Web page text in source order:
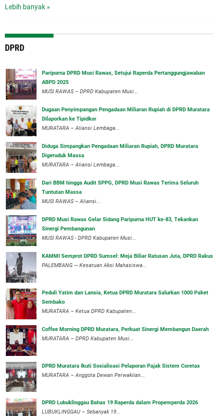
Lebih banyak »
DPRD
Paripurna DPRD Musi Rawas, Setujui Raperda Pertanggungjawaban
ABPD 2025
MUSI RAWAS – DPRD Kabupaten Musi...
‎Dugaan Penyimpangan Pengadaan Miliaran Rupiah di DPRD Muratara
Dilaporkan ke Tipidkor
‎MURATARA – Aliansi Lembaga...
Diduga Simpangkan Pengadaan Miliaran Rupiah, DPRD Muratara
Digeruduk Massa
‎MURATARA – Aliansi Lembaga...
Dari BBM hingga Audit SPPG, DPRD Musi Rawas Terima Seluruh
Tuntutan Massa
MUSI RAWAS – Aliansi...
DPRD Musi Rawas Gelar Sidang Paripurna HUT ke-83, Tekankan
Sinergi Pembangunan
MUSI RAWAS - DPRD Kabupaten Musi...
KAMMI Semprot DPRD Sumsel: Meja Biliar Ratusan Juta, DPRD Rakus
PALEMBANG — Kesatuan Aksi Mahasiswa...
Peduli Yatim dan Lansia, Ketua DPRD Muratara Salurkan 1000 Paket
Sembako
MURATARA – Ketua DPRD Kabupaten...
Coffee Morning DPRD Muratara, Perkuat Sinergi Membangun Daerah
MURATARA – DPRD Kabupaten Musi...
DPRD Muratara Ikuti Sosialisasi Pelaporan Pajak Sistem Coretax
MURATARA – Anggota Dewan Perwakilan...
DPRD Lubuklinggau Bahas 19 Raperda dalam Propemperda 2026
LUBUKLINGGAU – Sebanyak 19...